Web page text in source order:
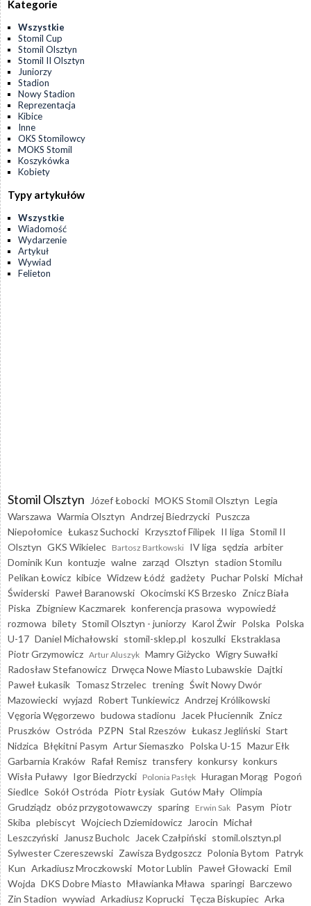
Kategorie
Wszystkie
Stomil Cup
Stomil Olsztyn
Stomil II Olsztyn
Juniorzy
Stadion
Nowy Stadion
Reprezentacja
Kibice
Inne
OKS Stomilowcy
MOKS Stomil
Koszykówka
Kobiety
Typy artykułów
Wszystkie
Wiadomość
Wydarzenie
Artykuł
Wywiad
Felieton
Stomil Olsztyn Józef Łobocki MOKS Stomil Olsztyn Legia
Warszawa Warmia Olsztyn Andrzej Biedrzycki Puszcza
Niepołomice Łukasz Suchocki Krzysztof Filipek II liga Stomil II
Olsztyn GKS Wikielec Bartosz Bartkowski IV liga sędzia arbiter
Dominik Kun kontuzje walne zarząd Olsztyn stadion Stomilu
Pelikan Łowicz kibice Widzew Łódź gadżety Puchar Polski Michał
Świderski Paweł Baranowski Okocimski KS Brzesko Znicz Biała
Piska Zbigniew Kaczmarek konferencja prasowa wypowiedź
rozmowa bilety Stomil Olsztyn - juniorzy Karol Żwir Polska Polska
U-17 Daniel Michałowski stomil-sklep.pl koszulki Ekstraklasa
Piotr Grzymowicz Artur Aluszyk Mamry Giżycko Wigry Suwałki
Radosław Stefanowicz Drwęca Nowe Miasto Lubawskie Dajtki
Paweł Łukasik Tomasz Strzelec trening Świt Nowy Dwór
Mazowiecki wyjazd Robert Tunkiewicz Andrzej Królikowski
Vęgoria Węgorzewo budowa stadionu Jacek Płuciennik Znicz
Pruszków Ostróda PZPN Stal Rzeszów Łukasz Jegliński Start
Nidzica Błękitni Pasym Artur Siemaszko Polska U-15 Mazur Ełk
Garbarnia Kraków Rafał Remisz transfery konkursy konkurs
Wisła Puławy Igor Biedrzycki Polonia Pasłęk Huragan Morąg Pogoń
Siedlce Sokół Ostróda Piotr Łysiak Gutów Mały Olimpia
Grudziądz obóz przygotowawczy sparing Erwin Sak Pasym Piotr
Skiba plebiscyt Wojciech Dziemidowicz Jarocin Michał
Leszczyński
Janusz Bucholc Jacek Czałpiński stomil.olsztyn.pl
Sylwester Czereszewski Zawisza Bydgoszcz Polonia Bytom Patryk
Kun Arkadiusz Mroczkowski Motor Lublin Paweł Głowacki Emil
Wojda DKS Dobre Miasto Mławianka Mława sparingi Barczewo
Zin Stadion wywiad Arkadiusz Koprucki Tęcza Biskupiec Arka